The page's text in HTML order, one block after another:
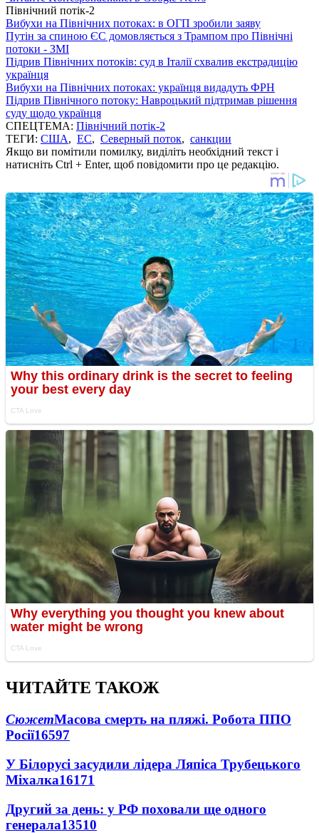
Північний потік-2
Вибухи на Північних потоках: в ОГП зробили заяву
Путін за спиною ЄС домовляється з Трампом про Північні
потоки - ЗМІ
Підрив Північних потоків: суд в Італії схвалив екстрадицію
українця
Вибухи на Північних потоках: українця видадуть ФРН
Підрив Північного потоку: Навроцький підтримав рішення
суду щодо українця
СПЕЦТЕМА: Північний потік-2
ТЕГИ: США, ЕС, Северный поток, санкции
Якщо ви помітили помилку, виділіть необхідний текст і
натисніть Ctrl + Enter, щоб повідомити про це редакцію.
ЧИТАЙТЕ ТАКОЖ
СюжетМасова смерть на пляжі. Робота ППО
Росії16597
У Білорусі засудили лідера Ляпіса Трубецького
Міхалка16171
Другий за день: у РФ поховали ще одного
генерала13510